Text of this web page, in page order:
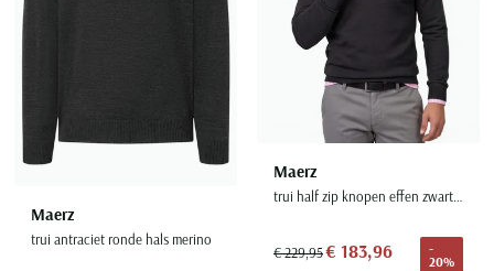
Maerz
trui antraciet ronde hals merino
Maerz
trui half zip knopen effen zwart wol
€ 229,95€ 183,96
-
20%